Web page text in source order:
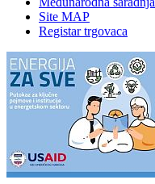
Site MAP
Registar trgovaca